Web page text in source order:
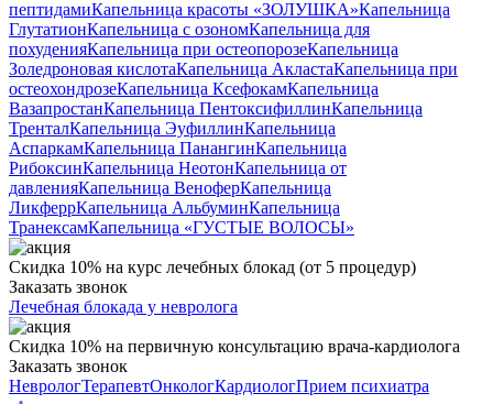
пептидамиКапельница красоты «ЗОЛУШКА»Капельница
ГлутатионКапельница с озономКапельница для
похуденияКапельница при остеопорозеКапельница
Золедроновая кислотаКапельница АкластаКапельница при
остеохондрозеКапельница КсефокамКапельница
ВазапростанКапельница ПентоксифиллинКапельница
ТренталКапельница ЭуфиллинКапельница
АспаркамКапельница ПанангинКапельница
РибоксинКапельница НеотонКапельница от
давленияКапельница ВеноферКапельница
ЛикферрКапельница АльбуминКапельница
ТранексамКапельница «ГУСТЫЕ ВОЛОСЫ»
Скидка 10% на курс лечебных блокад (от 5 процедур)
Заказать звонок
Лечебная блокада у невролога
Скидка 10% на первичную консультацию врача-кардиолога
Заказать звонок
НеврологТерапевтОнкологКардиологПрием психиатра